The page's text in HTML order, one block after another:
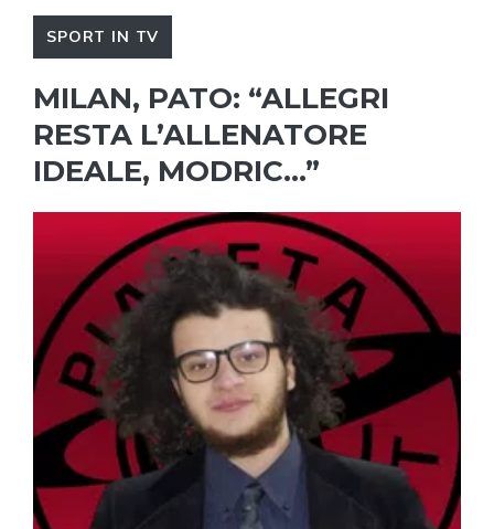
SPORT IN TV
MILAN, PATO: “ALLEGRI
RESTA L’ALLENATORE
IDEALE, MODRIC…”